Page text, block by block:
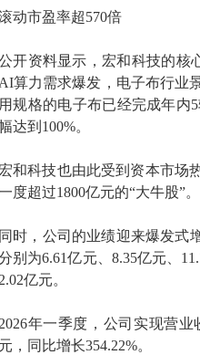
动市盈率超570倍
开资料显示，宏和科技的核
AI算力需求爆发，电子布行业
用规格的电子布已经完成年内
达到100%。
宏和科技也由此受到资本市场
度超过1800亿元的“大牛股”。
同时，公司的业绩迎来爆发式
别为6.61亿元、8.35亿元、
2.02亿元。
2026年一季度，公司实现营业
元，同比增长354.22%。